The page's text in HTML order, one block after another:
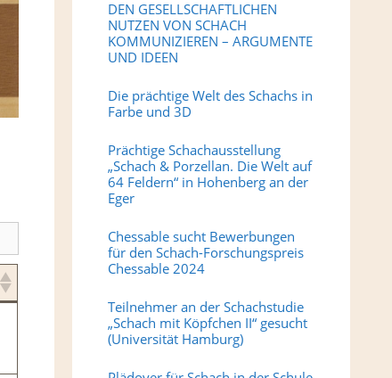
DEN GESELLSCHAFTLICHEN
NUTZEN VON SCHACH
KOMMUNIZIEREN – ARGUMENTE
UND IDEEN
Die prächtige Welt des Schachs in
Farbe und 3D
Prächtige Schachausstellung
„Schach & Porzellan. Die Welt auf
64 Feldern“ in Hohenberg an der
Eger
Chessable sucht Bewerbungen
für den Schach-Forschungspreis
Chessable 2024
Teilnehmer an der Schachstudie
„Schach mit Köpfchen II“ gesucht
(Universität Hamburg)